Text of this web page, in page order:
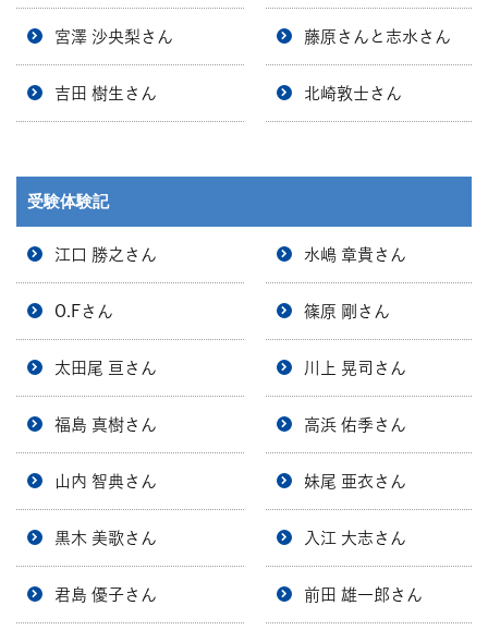
宮澤 沙央梨さん
吉田 樹生さん
藤原さんと志水さん
北崎敦士さん
受験体験記
江口 勝之さん
O.Fさん
太田尾 亘さん
福島 真樹さん
山内 智典さん
黒木 美歌さん
君島 優子さん
水嶋 章貴さん
篠原 剛さん
川上 晃司さん
高浜 佑季さん
妹尾 亜衣さん
入江 大志さん
前田 雄一郎さん